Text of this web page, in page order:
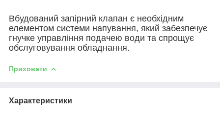
Вбудований запірний клапан є необхідним
елементом системи напування, який забезпечує
гнучке управління подачею води та спрощує
обслуговування обладнання.
Приховати
Характеристики